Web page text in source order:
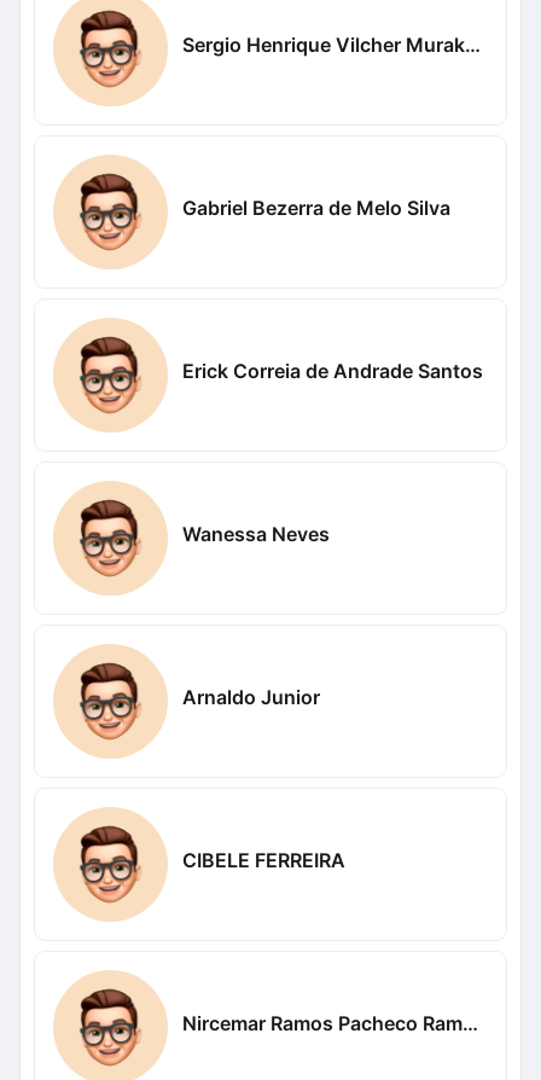
Sergio Henrique Vilcher Murakami
Gabriel Bezerra de Melo Silva
Erick Correia de Andrade Santos
Wanessa Neves
Arnaldo Junior
CIBELE FERREIRA
Nircemar Ramos Pacheco Ramos Pacheco